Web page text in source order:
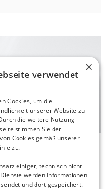
CASIA2
×
verwendet
Cookies, um die
unserer Website zu
die weitere Nutzung
stimmen Sie der
Cookies gemäß unserer
zu.
einiger, technisch nicht
werden Informationen
und dort gespeichert.